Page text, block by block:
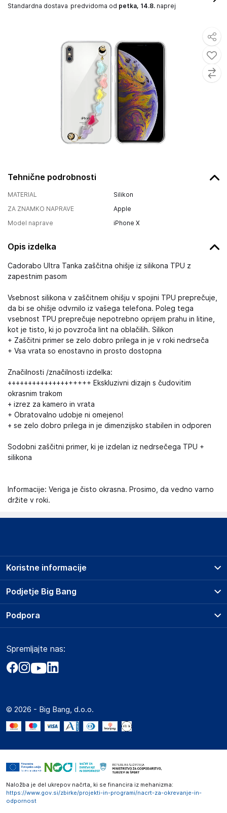
Tehnične podrobnosti
MATERIAL
Silikon
ZA ZNAMKO NAPRAVE
Apple
Model naprave
iPhone X
Opis izdelka
Cadorabo Ultra Tanka zaščitna ohišje iz silikona TPU z
zapestnim pasom
Vsebnost silikona v zaščitnem ohišju v spojini TPU preprečuje,
da bi se ohišje odvrnilo iz vašega telefona. Poleg tega
vsebnost TPU preprečuje nepotrebno oprijem prahu in litine,
kot je tisto, ki jo povzroča lint na oblačilih. Silikon
+ Zaščitni primer se zelo dobro prilega in je v roki nedrseča
+ Vsa vrata so enostavno in prosto dostopna
Značilnosti /značilnosti izdelka:
++++++++++++++++++++ Ekskluzivni dizajn s čudovitim
okrasnim trakom
+ izrez za kamero in vrata
+ Obratovalno udobje ni omejeno!
+ se zelo dobro prilega in je dimenzijsko stabilen in odporen
Sodobni zaščitni primer, ki je izdelan iz nedrsečega TPU +
silikona
Informacije: Veriga je čisto okrasna. Prosimo, da vedno varno
držite v roki.
Standardna dostava predvidoma od petka, 14.8. naprej
Podjetje Big Bang
O podjetju
Obvestila za javnost
Akt o digitalnih storitvah
Marketplace za partnerje
Novosti
Koristne informacije
Prodajna mesta
Storitve
Dostava, vnos in odvoz
Zavarovanje izdelkov
Podpora
Marketplace
Kako oddati naročilo?
Spremljajte nas:
© 2026 - Big Bang, d.o.o.
Naložba je del ukrepov načrta, ki se financira iz mehanizma:
https://www.gov.si/zbirke/projekti-in-programi/nacrt-za-okrevanje-in-
odpornost